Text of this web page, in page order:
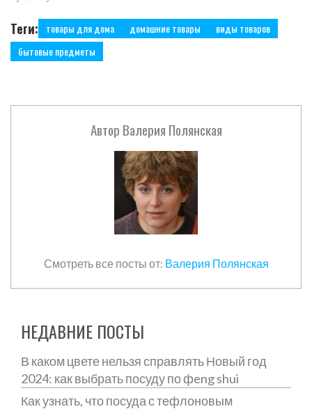
Теги: товары для дома домашние товары
виды товаров
бытовые предметы
Автор Валерия Полянская
Смотреть все посты от: Валерия Полянская
НЕДАВНИЕ ПОСТЫ
В каком цвете нельзя справлять Новый год
2024: как выбрать посуду по фeng shui
Как узнать, что посуда с тефлоновым